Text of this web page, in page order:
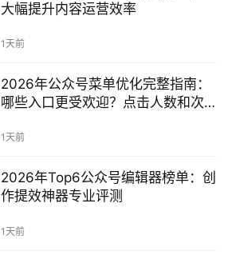
大幅提升内容运营效率
1天前
2026年公众号菜单优化完整指南：
哪些入口更受欢迎？点击人数和次
1天前
2026年Top6公众号编辑器榜单：创
作提效神器专业评测
1天前